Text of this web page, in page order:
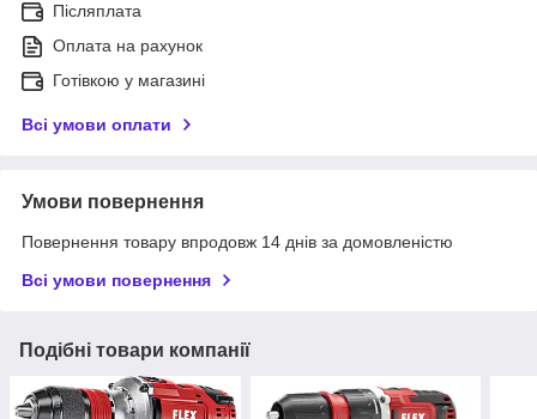
Післяплата
Оплата на рахунок
Готівкою у магазині
Всі умови оплати
Умови повернення
Повернення товару впродовж 14 днів за домовленістю
Всі умови повернення
Подібні товари компанії